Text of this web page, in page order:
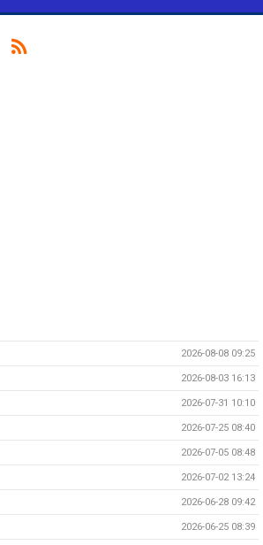
2026-08-08 09:25
2026-08-03 16:13
2026-07-31 10:10
2026-07-25 08:40
2026-07-05 08:48
2026-07-02 13:24
2026-06-28 09:42
2026-06-25 08:39